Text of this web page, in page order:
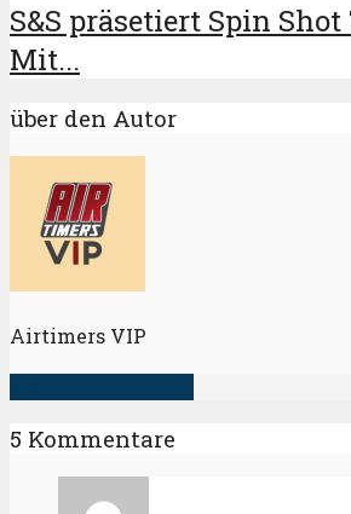
S&S präsetiert Spin
Mit...
über den Autor
Airtimers VIP
5 Kommentare